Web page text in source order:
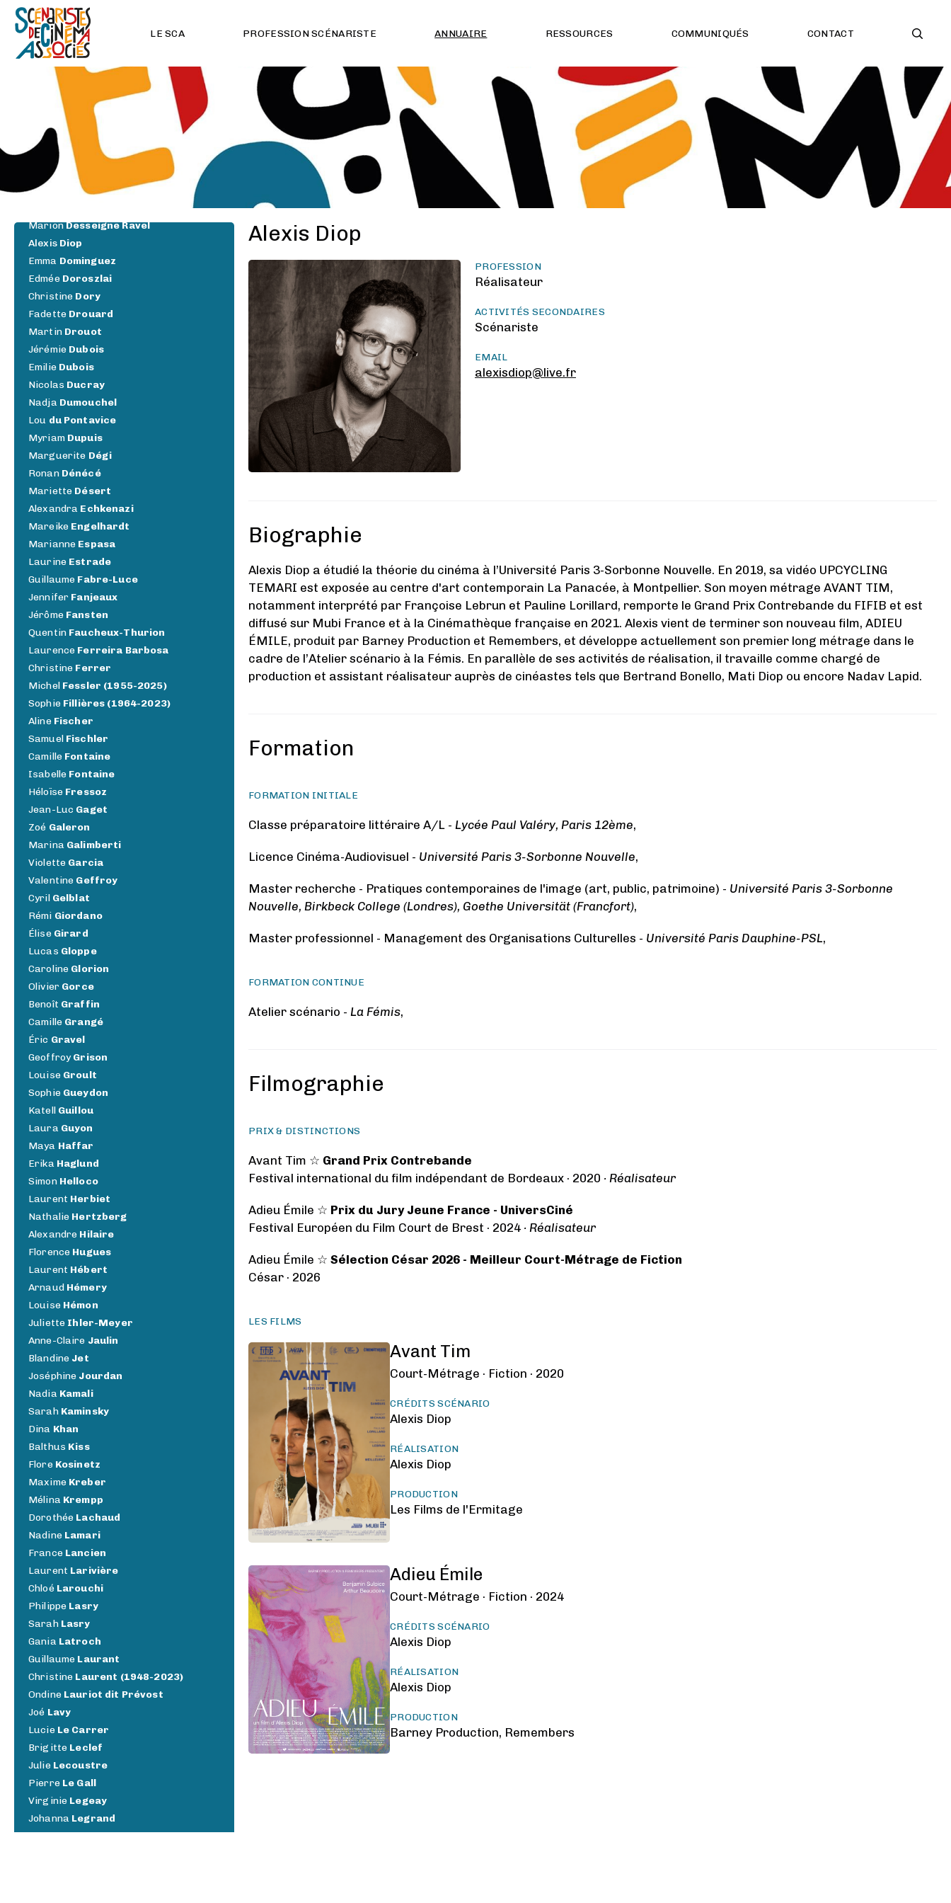
LE SCA PROFESSION SCÉNARISTE ANNUAIRE RESSOURCES COMMUNIQUÉS CONTACT
EveDeboise
FrançoisDecodts
FélixDe Givry
YoonaDegrémont
Noémie
Benjamin
Delattre
Demangel
Jean
Denizot
Agnès
De Sacy
Christophe
Laure
Desmazières
MarionDesseigne Ravel
Alexis Diop
Emma Dominguez
Edmée Doroszlai
Christine Dory
Fadette Drouard
Martin Drouot
Jérémie Dubois
Emilie Dubois
Nicolas Ducray
Nadja Dumouchel
Lou du Pontavice
Myriam Dupuis
Marguerite Dégi
Ronan Dénécé
Mariette Désert
Alexandra Echkenazi
Mareike Engelhardt
Marianne Espasa
Laurine Estrade
Guillaume Fabre-Luce
Jennifer Fanjeaux
Jérôme Fansten
Quentin Faucheux-Thurion
Laurence Ferreira Barbosa
Christine Ferrer
Michel Fessler (1955-2025)
Sophie Fillières (1964-2023)
Aline Fischer
Samuel Fischler
Camille Fontaine
Isabelle Fontaine
Héloïse Fressoz
Jean-Luc Gaget
Zoé Galeron
Marina Galimberti
Violette Garcia
Valentine Geffroy
Cyril Gelblat
Rémi Giordano
Élise Girard
Lucas Gloppe
Caroline Glorion
Olivier Gorce
Benoît Graffin
Camille Grangé
Éric Gravel
GeoffroyGrison
Louise Groult
Sophie Gueydon
Katell Guillou
Laura Guyon
Maya Haffar
Erika Haglund
Simon Helloco
Laurent Herbiet
Nathalie Hertzberg
Alexandre Hilaire
Florence Hugues
Laurent Hébert
Arnaud Hémery
Louise Hémon
Juliette Ihler-Meyer
Anne-Claire Jaulin
Blandine Jet
Joséphine Jourdan
Nadia Kamali
Sarah Kaminsky
Dina Khan
Balthus Kiss
Flore Kosinetz
Maxime Kreber
Mélina Krempp
Dorothée Lachaud
Nadine Lamari
France Lancien
Laurent Larivière
Chloé Larouchi
Philippe Lasry
Sarah Lasry
Gania Latroch
Guillaume Laurant
Christine Laurent (1948-2023)
Ondine Lauriot dit Prévost
Joé Lavy
Lucie Le Carrer
Brigitte Leclef
Julie Lecoustre
Pierre Le Gall
Virginie Legeay
Johanna Legrand
JustineLe Guilloux
Alexis Diop
PROFESSION
Réalisateur
ACTIVITÉS SECONDAIRES
Scénariste
EMAIL
alexisdiop@live.fr
Biographie
Alexis Diop a étudié la théorie du cinéma à l’Université Paris 3-Sorbonne Nouvelle. En 2019, sa vidéo UPCYCLING
TEMARI est exposée au centre d'art contemporain La Panacée, à Montpellier. Son moyen métrage AVANT TIM,
notamment interprété par Françoise Lebrun et Pauline Lorillard, remporte le Grand Prix Contrebande du FIFIB et est
diffusé sur Mubi France et à la Cinémathèque française en 2021. Alexis vient de terminer son nouveau film, ADIEU
ÉMILE, produit par Barney Production et Remembers, et développe actuellement son premier long métrage dans le
cadre de l’Atelier scénario à la Fémis. En parallèle de ses activités de réalisation, il travaille comme chargé de
production et assistant réalisateur auprès de cinéastes tels que Bertrand Bonello, Mati Diop ou encore Nadav Lapid.
Formation
FORMATION INITIALE
Classe préparatoire littéraire A/L - Lycée Paul Valéry, Paris 12ème,
Licence Cinéma-Audiovisuel - Université Paris 3-Sorbonne Nouvelle,
Master recherche - Pratiques contemporaines de l'image (art, public, patrimoine) - Université Paris 3-Sorbonne
Nouvelle, Birkbeck College (Londres), Goethe Universität (Francfort),
Master professionnel - Management des Organisations Culturelles - Université Paris Dauphine-PSL,
FORMATION CONTINUE
Atelier scénario - La Fémis,
Filmographie
PRIX & DISTINCTIONS
Avant Tim ☆ Grand Prix Contrebande
Festival international du film indépendant de Bordeaux · 2020 · Réalisateur
Adieu Émile ☆ Prix du Jury Jeune France - UniversCiné
Festival Européen du Film Court de Brest · 2024 · Réalisateur
Adieu Émile ☆ Sélection César 2026 - Meilleur Court-Métrage de Fiction
César · 2026
LES FILMS
Avant Tim
Court-Métrage · Fiction · 2020
CRÉDITS SCÉNARIO
Alexis Diop
RÉALISATION
Alexis Diop
PRODUCTION
Les Films de l'Ermitage
Adieu Émile
Court-Métrage · Fiction · 2024
CRÉDITS SCÉNARIO
Alexis Diop
RÉALISATION
Alexis Diop
PRODUCTION
Barney Production, Remembers